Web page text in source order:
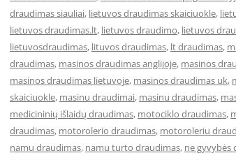
draudimas siauliai, lietuvos draudimas skaiciuokle,
lietuvos draudimas.lt, lietuvos draudimo, lietuvos
lietuvosdraudimas, lituvos draudimas, lt draudimas,
draudimas, masinos draudimas anglijoje, masinos
masinos draudimas lietuvoje, masinos draudimas uk,
skaiciuokle, masinu draudimai, masinu draudimas,
medicininių išlaidų draudimas, motociklo draudimas,
draudimas, motorolerio draudimas, motoroleriu
namu draudimas, namu turto draudimas, ne gyvybės